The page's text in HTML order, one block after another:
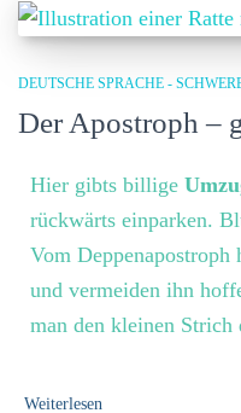
DEUTSCHE SPRACHE -
Der Apostroph –
Hier gibts billige
rückwärts einparken.
Vom Deppenapostroph
und vermeiden ihn
man den kleinen Strich
Weiterlesen